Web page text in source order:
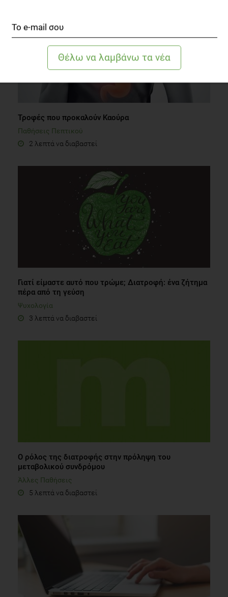
Τροφές που προκαλούν Καούρα
Παθήσεις Πεπτικού
2 λεπτά να διαβαστεί
Γιατί είμαστε αυτό που τρώμε; Διατροφή: ένα ζήτημα
πέρα από τη γεύση
Ψυχολογία
3 λεπτά να διαβαστεί
Ο ρόλος της διατροφής στην πρόληψη του
μεταβολικού συνδρόμου
Άλλες Παθήσεις
5 λεπτά να διαβαστεί